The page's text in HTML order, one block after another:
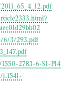
6/3/293.pdf
2783-6-S1-P14